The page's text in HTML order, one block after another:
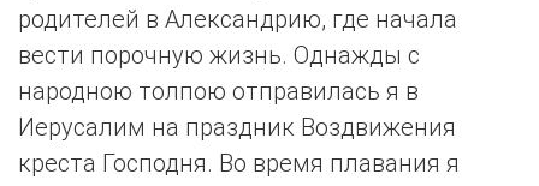
родителей в Александрию, где начала
вести порочную жизнь. Однажды с
народною толпою отправилась я в
Иерусалим на праздник Воздвижения
креста Господня. Во время плавания я